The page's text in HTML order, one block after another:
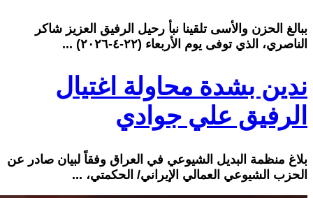
ببالغ الحزن والأسى تلقينا نبأ رحيل الرفيق العزيز شاكر
الناصري، الذي توفى يوم الأربعاء (٢٢-٤-٢٠٢٦) ...
ندين بشدة محاولة اغتيال
الرفيق علي جوادي
بلاغ منظمة البديل الشيوعي في العراق وفقاً لبيان صادر عن
الحزب الشيوعي العمالي الإيراني/ الحكمتي، ...